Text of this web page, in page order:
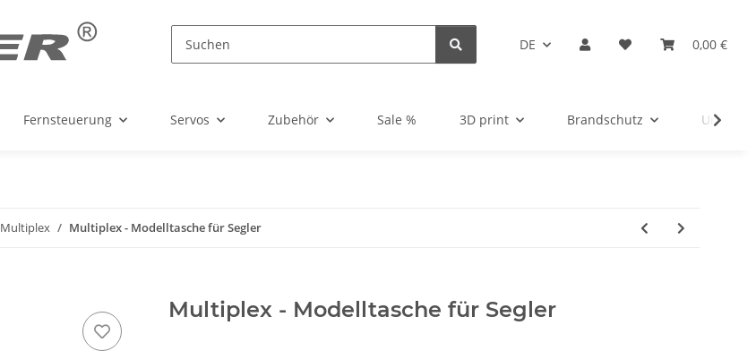
DE 0,00 €
Fernsteuerung Servos Zubehör Sale % 3D print Brandschutz
Multiplex Multiplex - Modelltasche für Segler
Multiplex - Modelltasche für Segler